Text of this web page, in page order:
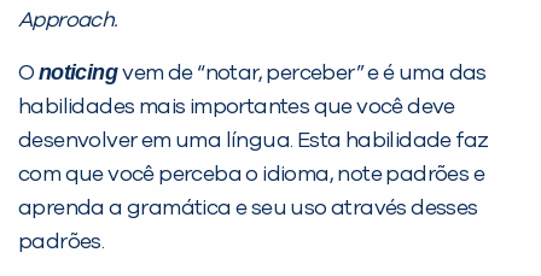
Approach.
O noticing vem de “notar, perceber” e é uma das
habilidades mais importantes que você deve
desenvolver em uma língua. Esta habilidade faz
com que você perceba o idioma, note padrões e
aprenda a gramática e seu uso através desses
padrões.